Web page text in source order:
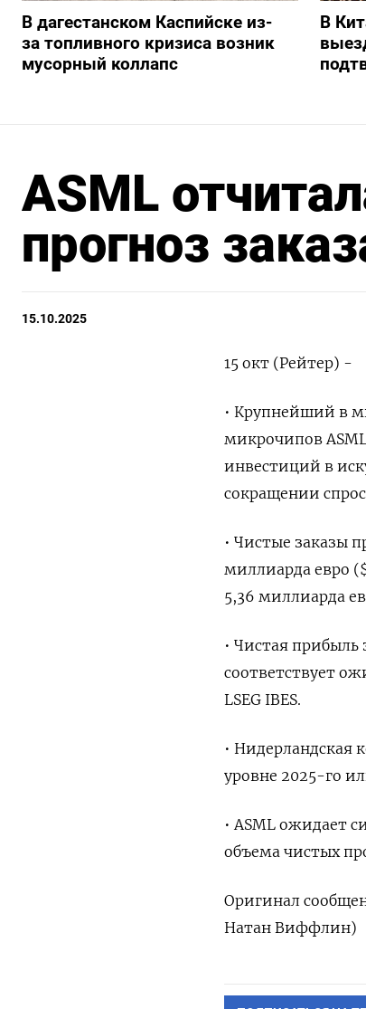
В дагестанском Каспийске из-
за топливного кризиса возник
мусорный коллапс
В
ASML
прогноз
15.10.2025
15 окт (Рейтер) -
• Крупнейший в
микрочипов
инвестиций в
сокращении
• Чистые заказы
миллиарда евро
5,36 миллиарда
• Чистая прибыль
соответствует
LSEG IBES.
• Нидерландская
уровне 2025-го
• ASML ожидает
объема чистых
Оригинал
Натан Виффлин)